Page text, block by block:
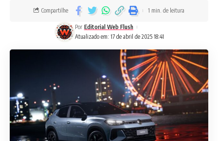
Atualizado em: 17 de abril de 2025 18:41
Por Editorial Web Flush
Compartilhe 1 min. de leitura